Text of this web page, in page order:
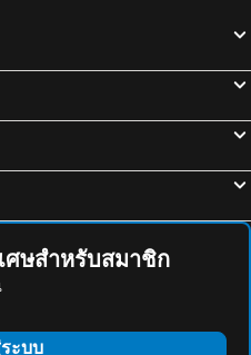
โรงแรม Sasaguri
โรงแรม Yakushima
ศษสำหรับสมาชิก
ะบบ